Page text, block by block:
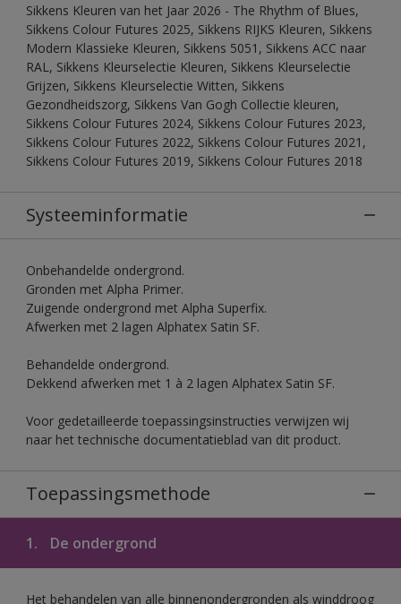
Sikkens Kleuren van het Jaar 2026 - The Rhythm of Blues,
Sikkens Colour Futures 2025, Sikkens RIJKS Kleuren, Sikkens
Modern Klassieke Kleuren, Sikkens 5051, Sikkens ACC naar
RAL, Sikkens Kleurselectie Kleuren, Sikkens Kleurselectie
Grijzen, Sikkens Kleurselectie Witten, Sikkens
Gezondheidszorg, Sikkens Van Gogh Collectie kleuren,
Sikkens Colour Futures 2024, Sikkens Colour Futures 2023,
Sikkens Colour Futures 2022, Sikkens Colour Futures 2021,
Sikkens Colour Futures 2019, Sikkens Colour Futures 2018
Systeeminformatie
Onbehandelde ondergrond.
Gronden met Alpha Primer.
Zuigende ondergrond met Alpha Superfix.
Afwerken met 2 lagen Alphatex Satin SF.
Behandelde ondergrond.
Dekkend afwerken met 1 à 2 lagen Alphatex Satin SF.
Voor gedetailleerde toepassingsinstructies verwijzen wij
naar het technische documentatieblad van dit product.
Toepassingsmethode
1. De ondergrond
Het behandelen van alle binnenondergronden als winddroog